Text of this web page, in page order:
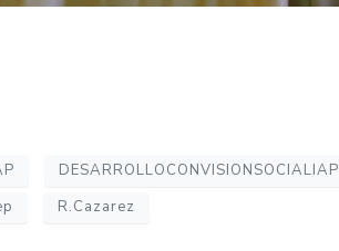
DESARROLLOCONVISIONSOCIALIAP
R.Cazarez